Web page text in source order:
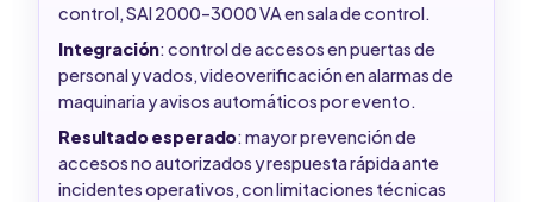
control, SAI 2000–3000 VA en sala de control.
Integración: control de accesos en puertas de
personal y vados, videoverificación en alarmas de
maquinaria y avisos automáticos por evento.
Resultado esperado: mayor prevención de
accesos no autorizados y respuesta rápida ante
incidentes operativos, con limitaciones técnicas